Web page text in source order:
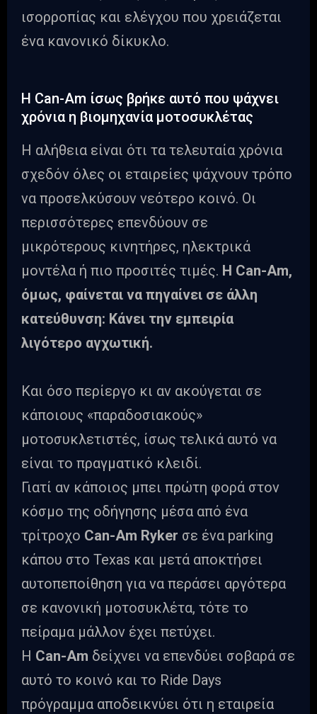
ισορροπίας και ελέγχου που χρειάζεται
ένα κανονικό δίκυκλο.
Η Can-Am ίσως βρήκε αυτό που ψάχνει
χρόνια η βιομηχανία μοτοσυκλέτας
Η αλήθεια είναι ότι τα τελευταία χρόνια
σχεδόν όλες οι εταιρείες ψάχνουν τρόπο
να προσελκύσουν νεότερο κοινό. Οι
περισσότερες επενδύουν σε
μικρότερους κινητήρες, ηλεκτρικά
μοντέλα ή πιο προσιτές τιμές. Η Can-Am,
όμως, φαίνεται να πηγαίνει σε άλλη
κατεύθυνση: Κάνει την εμπειρία
λιγότερο αγχωτική.
Και όσο περίεργο κι αν ακούγεται σε
κάποιους «παραδοσιακούς»
μοτοσυκλετιστές, ίσως τελικά αυτό να
είναι το πραγματικό κλειδί.
Γιατί αν κάποιος μπει πρώτη φορά στον
κόσμο της οδήγησης μέσα από ένα
τρίτροχο Can-Am Ryker σε ένα parking
κάπου στο Texas και μετά αποκτήσει
αυτοπεποίθηση για να περάσει αργότερα
σε κανονική μοτοσυκλέτα, τότε το
πείραμα μάλλον έχει πετύχει.
Η Can-Am δείχνει να επενδύει σοβαρά σε
αυτό το κοινό και το Ride Days
πρόγραμμα αποδεικνύει ότι η εταιρεία